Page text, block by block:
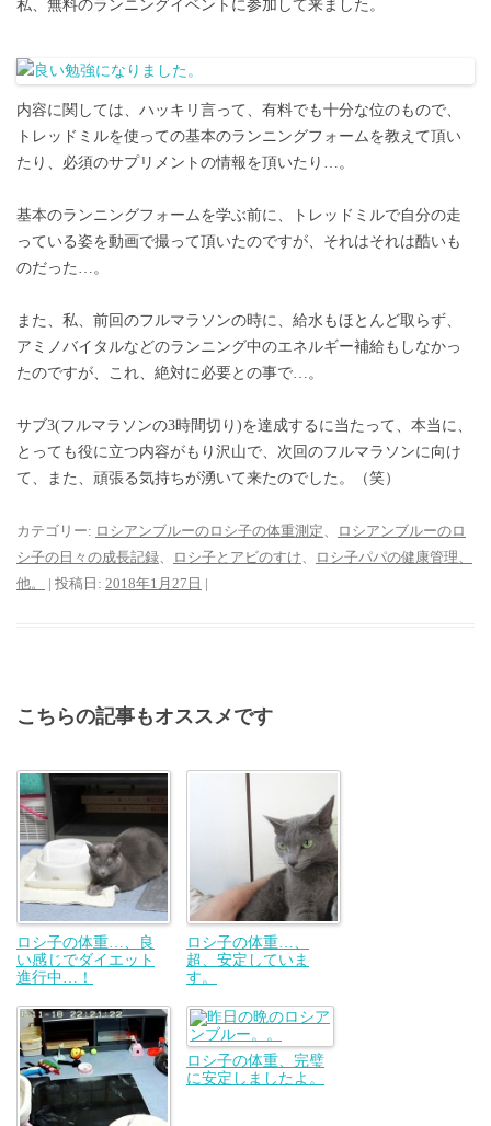
私、無料のランニングイベントに参加して来ました。
内容に関しては、ハッキリ言って、有料でも十分な位のもので、
トレッドミルを使っての基本のランニングフォームを教えて頂い
たり、必須のサプリメントの情報を頂いたり…。
基本のランニングフォームを学ぶ前に、トレッドミルで自分の走
っている姿を動画で撮って頂いたのですが、それはそれは酷いも
のだった…。
また、私、前回のフルマラソンの時に、給水もほとんど取らず、
アミノバイタルなどのランニング中のエネルギー補給もしなかっ
たのですが、これ、絶対に必要との事で…。
サブ3(フルマラソンの3時間切り)を達成するに当たって、本当に、
とっても役に立つ内容がもり沢山で、次回のフルマラソンに向け
て、また、頑張る気持ちが湧いて来たのでした。（笑）
カテゴリー: ロシアンブルーのロシ子の体重測定、
ロシアンブルーのロ
シ子の日々の成長記録、 ロシ子とアビのすけ、
ロシ子パパの健康管理、
他。
| 投稿日: 2018年1月27日 |
こちらの記事もオススメです
ロシ子の体重…、良
い感じでダイエット
進行中…！
ロシ子の体重…、
超、安定していま
す。
ロシ子の体重、完璧
に安定しましたよ。